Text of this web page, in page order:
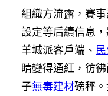
組織方流露，賽
設定等后續信息
羊城派客戶端、
睛變得通紅，彷
子無毒建材磅秤